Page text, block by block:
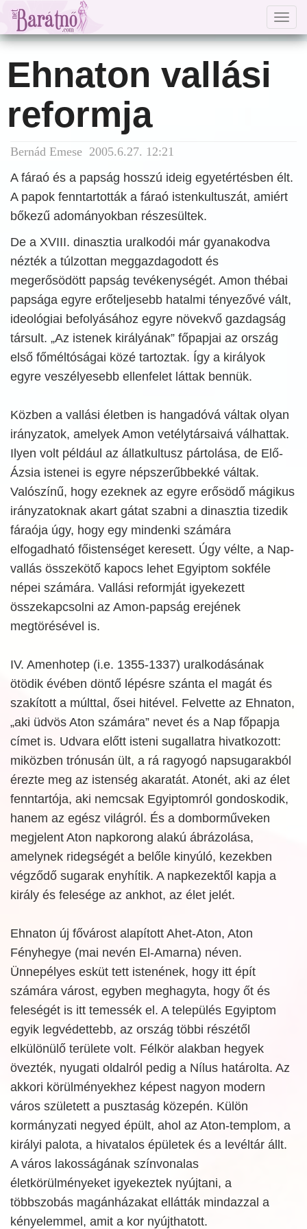
Ehnaton vallási
reformja
Bernád Emese 2005.6.27. 12:21
A fáraó és a papság hosszú ideig egyetértésben élt.
A papok fenntartották a fáraó istenkultuszát, amiért
bőkezű adományokban részesültek.
De a XVIII. dinasztia uralkodói már gyanakodva
nézték a túlzottan meggazdagodott és
megerősödött papság tevékenységét. Amon thébai
papsága egyre erőteljesebb hatalmi tényezővé vált,
ideológiai befolyásához egyre növekvő gazdagság
társult. „Az istenek királyának” főpapjai az ország
első főméltóságai közé tartoztak. Így a királyok
egyre veszélyesebb ellenfelet láttak bennük.
Közben a vallási életben is hangadóvá váltak olyan
irányzatok, amelyek Amon vetélytársaivá válhattak.
Ilyen volt például az állatkultusz pártolása, de Elő-
Ázsia istenei is egyre népszerűbbekké váltak.
Valószínű, hogy ezeknek az egyre erősödő mágikus
irányzatoknak akart gátat szabni a dinasztia tizedik
fáraója úgy, hogy egy mindenki számára
elfogadható főistenséget keresett. Úgy vélte, a Nap-
vallás összekötő kapocs lehet Egyiptom sokféle
népei számára. Vallási reformját igyekezett
összekapcsolni az Amon-papság erejének
megtörésével is.
IV. Amenhotep (i.e. 1355-1337) uralkodásának
ötödik évében döntő lépésre szánta el magát és
szakított a múlttal, ősei hitével. Felvette az Ehnaton,
„aki üdvös Aton számára” nevet és a Nap főpapja
címet is. Udvara előtt isteni sugallatra hivatkozott:
miközben trónusán ült, a rá ragyogó napsugarakból
érezte meg az istenség akaratát. Atonét, aki az élet
fenntartója, aki nemcsak Egyiptomról gondoskodik,
hanem az egész világról. És a domborműveken
megjelent Aton napkorong alakú ábrázolása,
amelynek ridegségét a belőle kinyúló, kezekben
végződő sugarak enyhítik. A napkezektől kapja a
király és felesége az ankhot, az élet jelét.
Ehnaton új fővárost alapított Ahet-Aton, Aton
Fényhegye (mai nevén El-Amarna) néven.
Ünnepélyes esküt tett istenének, hogy itt épít
számára várost, egyben meghagyta, hogy őt és
feleségét is itt temessék el. A település Egyiptom
egyik legvédettebb, az ország többi részétől
elkülönülő területe volt. Félkör alakban hegyek
övezték, nyugati oldalról pedig a Nílus határolta. Az
akkori körülményekhez képest nagyon modern
város született a pusztaság közepén. Külön
kormányzati negyed épült, ahol az Aton-templom, a
királyi palota, a hivatalos épületek és a levéltár állt.
A város lakosságának színvonalas
életkörülményeket igyekeztek nyújtani, a
többszobás magánházakat ellátták mindazzal a
kényelemmel, amit a kor nyújthatott.